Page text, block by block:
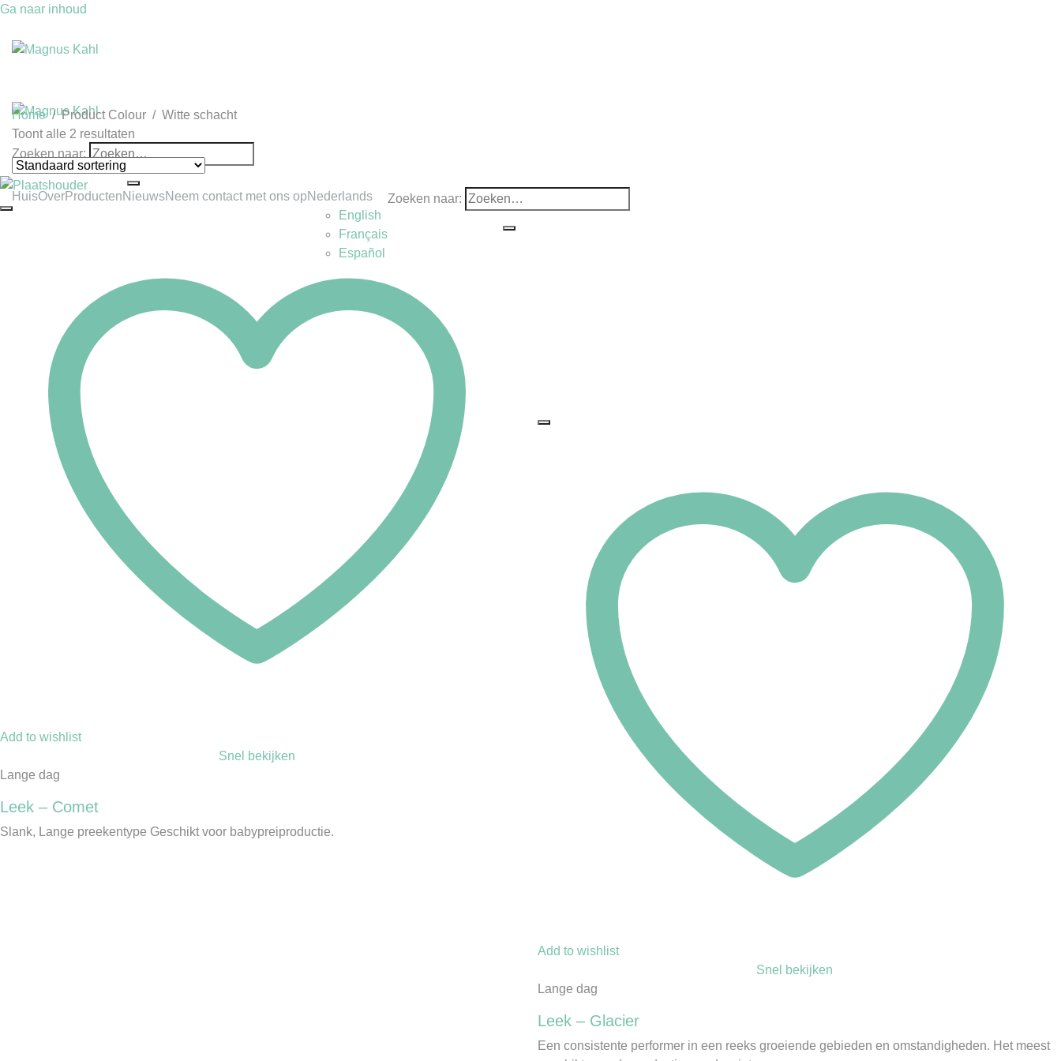
Ga naar inhoud
Zoeken naar:
HuisOverProductenNieuwsNeem contact met ons opNederlands
English
Français
Español
Zoeken naar:
Home /Product Colour / Witte schacht
Toont alle 2 resultaten
Add to wishlist
Snel bekijken
Lange dag
Leek – Comet
Slank, Lange preekentype Geschikt voor babypreiproductie.
Add to wishlist
Snel bekijken
Lange dag
Leek – Glacier
Een consistente performer in een reeks groeiende gebieden en omstandigheden. Het meest